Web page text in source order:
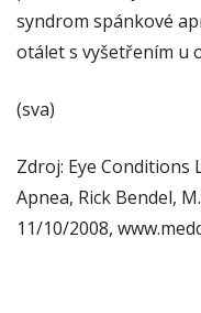
syndrom spánkové
otálet s vyšetřením u
(sva)
Zdroj: Eye Conditions
Apnea, Rick Bendel,
11/10/2008,